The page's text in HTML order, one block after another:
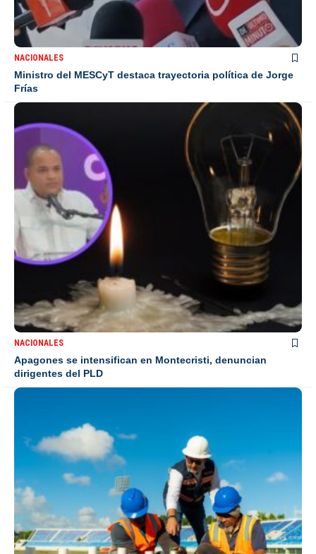
NACIONALES
Ministro del MESCyT destaca trayectoria política de Jorge
Frías
NACIONALES
Apagones se intensifican en Montecristi, denuncian
dirigentes del PLD